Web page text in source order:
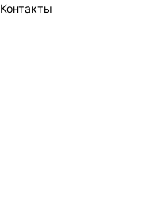
Контакты